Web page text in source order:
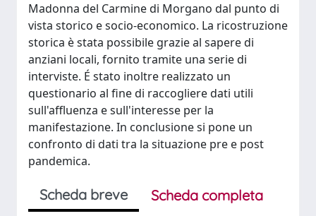
Madonna del Carmine di Morgano dal punto di
vista storico e socio-economico. La ricostruzione
storica è stata possibile grazie al sapere di
anziani locali, fornito tramite una serie di
interviste. É stato inoltre realizzato un
questionario al fine di raccogliere dati utili
sull'affluenza e sull'interesse per la
manifestazione. In conclusione si pone un
confronto di dati tra la situazione pre e post
pandemica.
Scheda breve
Scheda completa